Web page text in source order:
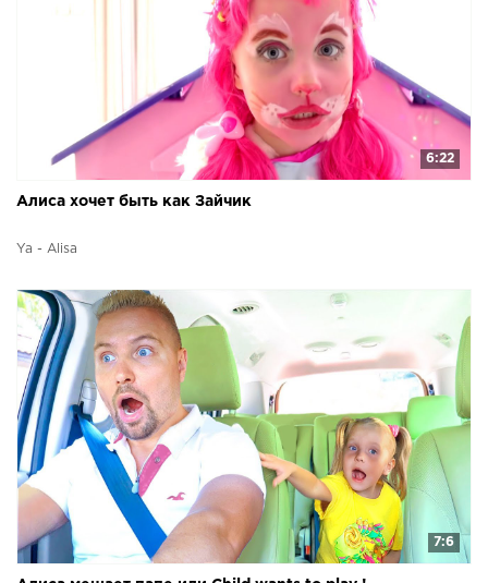
6:22
Алиса хочет быть как Зайчик
Ya - Alisa
7:6